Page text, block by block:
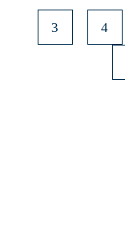
3 4